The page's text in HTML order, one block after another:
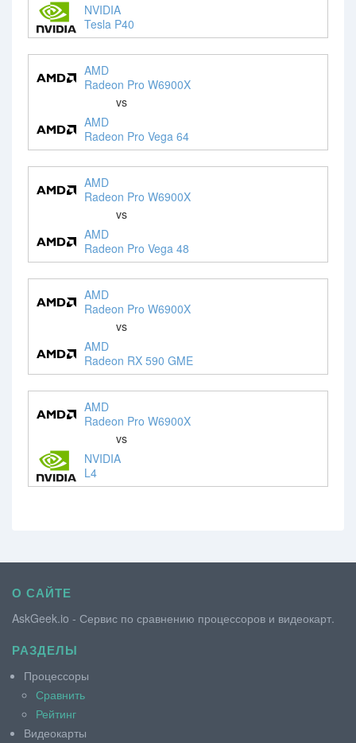
NVIDIA
Tesla P40
AMD
Radeon Pro W6900X
vs
AMD
Radeon Pro Vega 64
AMD
Radeon Pro W6900X
vs
AMD
Radeon Pro Vega 48
AMD
Radeon Pro W6900X
vs
AMD
Radeon RX 590 GME
AMD
Radeon Pro W6900X
vs
NVIDIA
L4
О САЙТЕ
AskGeek.io - Сервис по сравнению процессоров и видеокарт.
РАЗДЕЛЫ
Процессоры
Сравнить
Рейтинг
Видеокарты